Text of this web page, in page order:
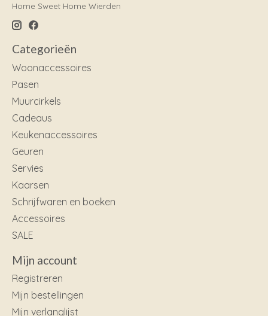
Home Sweet Home Wierden
Categorieën
Woonaccessoires
Pasen
Muurcirkels
Cadeaus
Keukenaccessoires
Geuren
Servies
Kaarsen
Schrijfwaren en boeken
Accessoires
SALE
Mijn account
Registreren
Mijn bestellingen
Mijn verlanglijst